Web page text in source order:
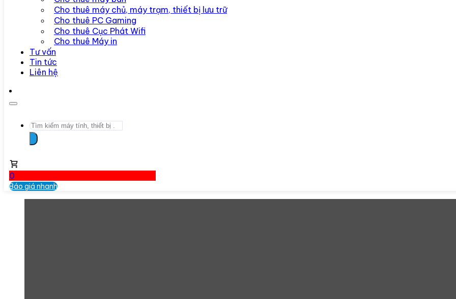
Cho thuê máy chủ, máy trạm, thiết bị lưu trữ
Cho thuê PC Gaming
Cho thuê Cục Phát Wifi
Cho thuê Máy in
Tư vấn
Tin tức
Liên hệ
Search
...
0
Báo giá nhanh